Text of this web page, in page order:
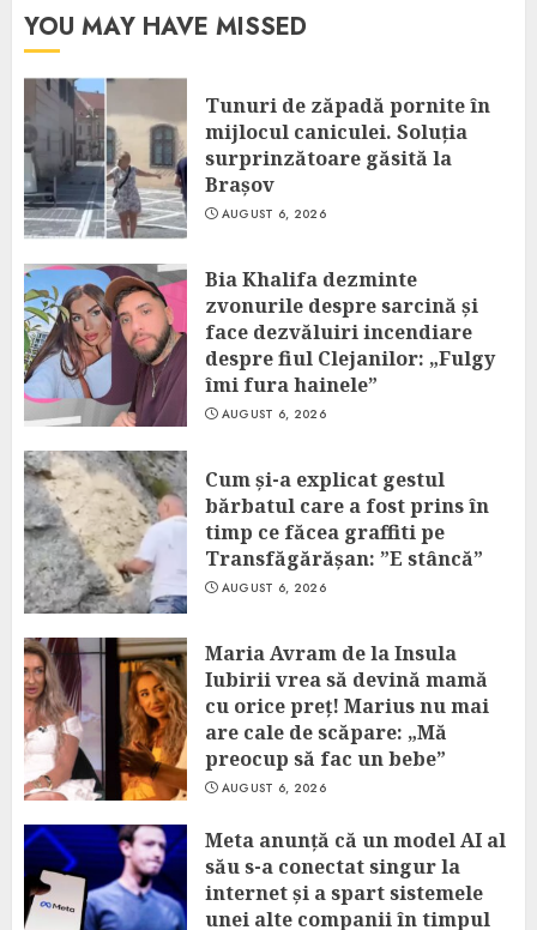
YOU MAY HAVE MISSED
Tunuri de zăpadă pornite în
mijlocul caniculei. Soluția
surprinzătoare găsită la
Brașov
AUGUST 6, 2026
Bia Khalifa dezminte
zvonurile despre sarcină și
face dezvăluiri incendiare
despre fiul Clejanilor: „Fulgy
îmi fura hainele”
AUGUST 6, 2026
Cum și-a explicat gestul
bărbatul care a fost prins în
timp ce făcea graffiti pe
Transfăgărășan: ”E stâncă”
AUGUST 6, 2026
Maria Avram de la Insula
Iubirii vrea să devină mamă
cu orice preț! Marius nu mai
are cale de scăpare: „Mă
preocup să fac un bebe”
AUGUST 6, 2026
Meta anunță că un model AI al
său s-a conectat singur la
internet și a spart sistemele
unei alte companii în timpul